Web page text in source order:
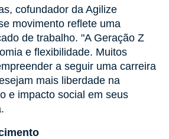
cofundador da Agilize
movimento reflete uma
de trabalho. "A Geração Z
e flexibilidade. Muitos
a seguir uma carreira
mais liberdade na
e impacto social em seus